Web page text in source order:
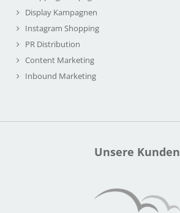
Display Kampagnen
Instagram Shopping
PR Distribution
Content Marketing
Inbound Marketing
Unsere Kunden